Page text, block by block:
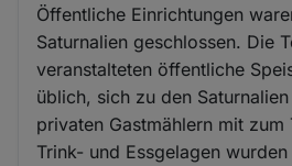
Öffentliche Einrichtungen
Saturnalien geschlossen. Die
veranstalteten öffentliche
üblich, sich zu den
privaten Gastmählern mit zum
Trink- und Essgelagen